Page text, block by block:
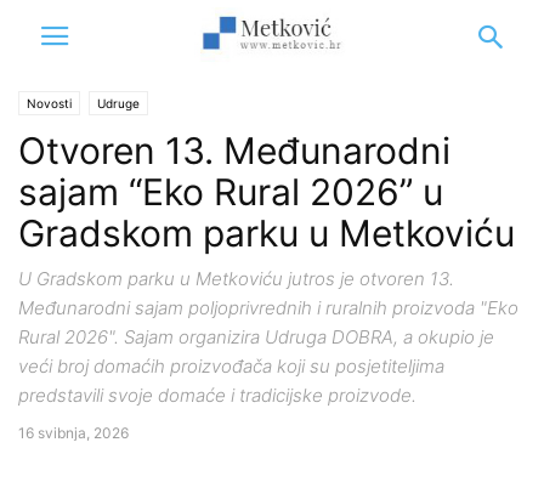
Novosti Udruge
Otvoren 13. Međunarodni
sajam “Eko Rural 2026” u
Gradskom parku u Metkoviću
U Gradskom parku u Metkoviću jutros je otvoren 13.
Međunarodni sajam poljoprivrednih i ruralnih proizvoda "Eko
Rural 2026". Sajam organizira Udruga DOBRA, a okupio je
veći broj domaćih proizvođača koji su posjetiteljima
predstavili svoje domaće i tradicijske proizvode.
16 svibnja, 2026